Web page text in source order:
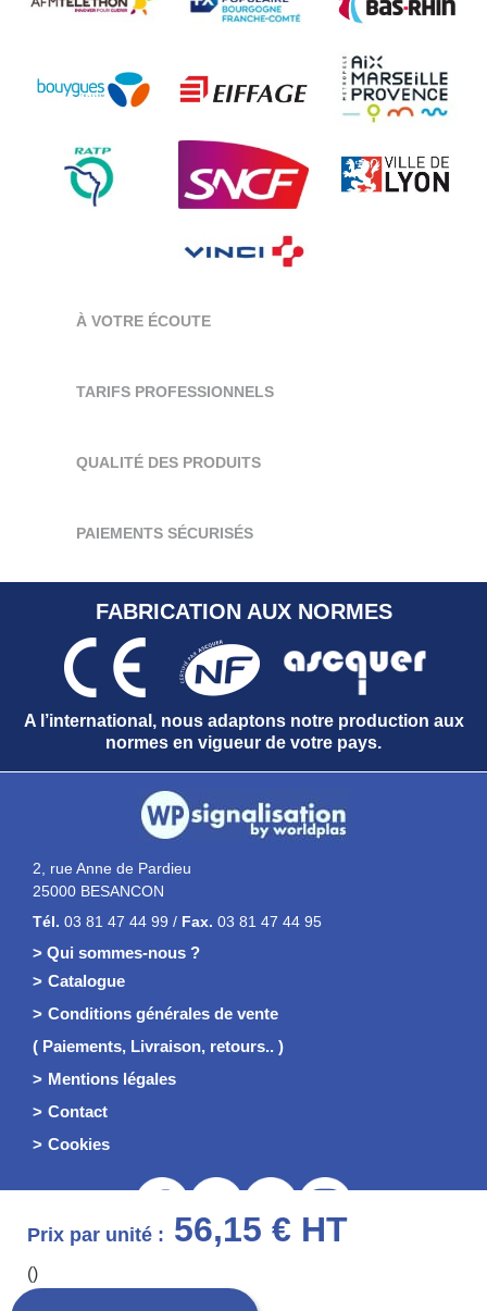
Prix par unité : 56,15 € HT
()
À VOTRE ÉCOUTE
TARIFS PROFESSIONNELS
QUALITÉ DES PRODUITS
PAIEMENTS SÉCURISÉS
FABRICATION AUX NORMES
A l’international, nous adaptons notre production aux
normes en vigueur de votre pays.
2, rue Anne de Pardieu
25000 BESANCON
Tél. 03 81 47 44 99 / Fax. 03 81 47 44 95
> Qui sommes-nous ?
Catalogue
Conditions générales de vente
( Paiements, Livraison, retours.. )
Mentions légales
Contact
Cookies